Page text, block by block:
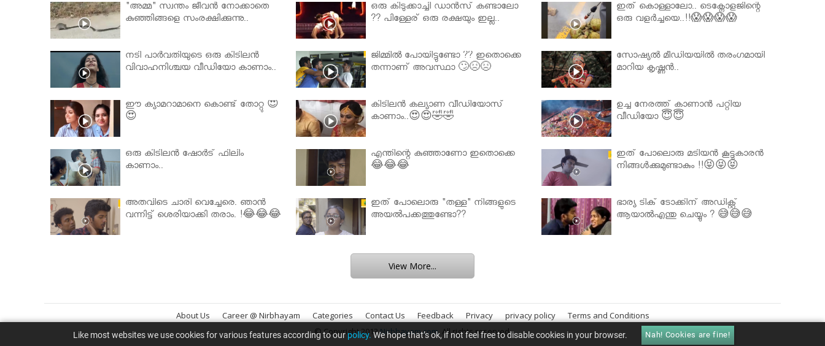
"അമ്മ" സ്വന്തം ജീവൻ നോക്കാതെ
കുഞ്ഞിങ്ങളെ സംരക്ഷിക്കുന്നു..
ഒരു കിടുക്കാച്ചി ഡാൻസ് കണ്ടാലോ
?? പിള്ളേര് ഒരു രക്ഷയും ഇല്ല..
ഇത് കൊള്ളാലോ.. ടെക്നോളജിന്റെ
ഒരു വളർച്ചയെ..!!😱😱😱😱
നടി പാർവതിയുടെ ഒരു കിടിലൻ
വിവാഹനിശ്ചയ വീഡിയോ കാണാം..
ജിമ്മിൽ പോയിട്ടുണ്ടോ ?? ഇതൊക്കെ
തന്നാണ് അവസ്ഥാ 🙄😣😣
സോഷ്യൽ മീഡിയയിൽ തരംഗമായി
മാറിയ കൃഷ്ണൻ..
ഈ ക്യാമറാമാനെ കൊണ്ട് തോറ്റു 😍
😍
കിടിലൻ കല്യാണ വീഡിയോസ്
കാണാം..😍😍🤣🤣
ഉച്ച നേരത്ത് കാണാൻ പറ്റിയ
വീഡിയോ 😇😇
ഒരു കിടിലൻ ഷോർട് ഫിലിം
കാണാം..
എന്തിന്റെ കുഞ്ഞാണോ ഇതൊക്കെ
😂😂😂
ഇത് പോലൊരു മടിയൻ കൂട്ടുകാരൻ
നിങ്ങൾക്കുമുണ്ടാകും !!😝😝😝
അതവിടെ ചാരി വെച്ചേരെ. ഞാൻ
വന്നിട്ട് ശെരിയാക്കി തരാം. !😂😂😂
ഇത് പോലൊരു "തള്ള" നിങ്ങളുടെ
അയല്‍പക്കത്തുണ്ടോ??
ഭാര്യ ടിക് ടോക്കിന് അഡിക്റ്റ്
ആയാൽഎന്തു ചെയ്യും ? 😅😅😅
View More...
About Us Career @ Nirbhayam Categories Contact Us Feedback Privacy privacy policy
Terms and Conditions
© Copyright 2013Nirbhayam.com. All rights reserved.
Like most websites we use cookies for various features according to ourpolicy.We hope that’s ok, if not feel free to disable cookies in your browser. Nah! Cookies are fine!